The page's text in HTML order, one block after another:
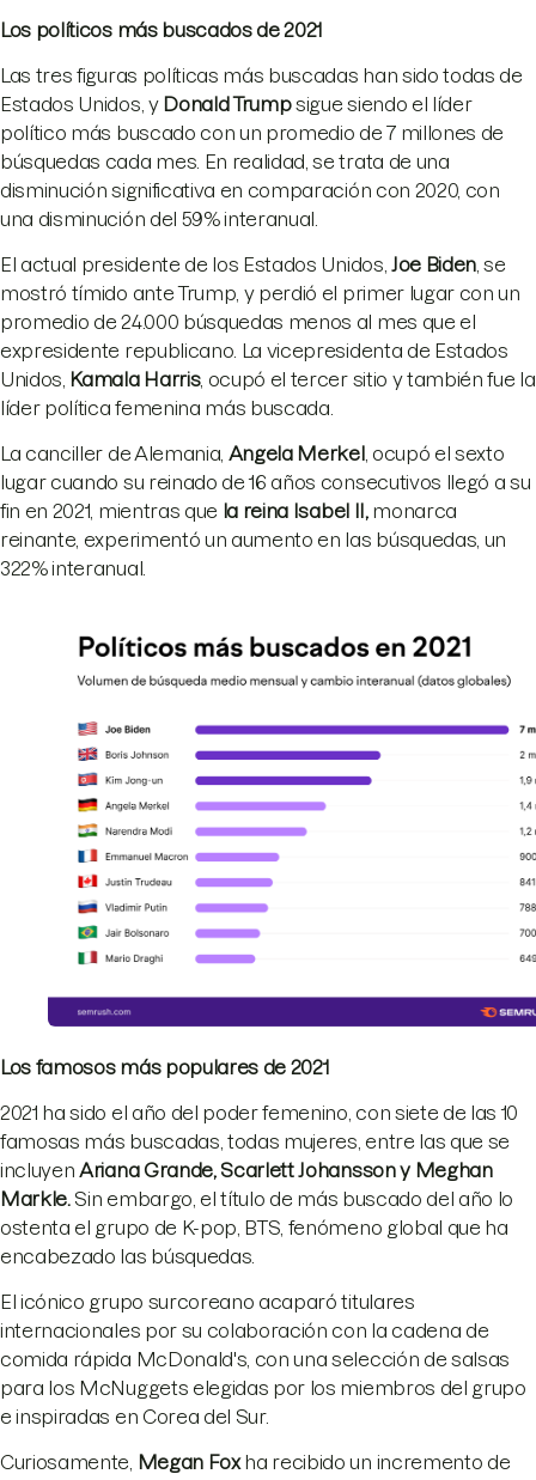
Los políticos más buscados de 2021
Las tres figuras políticas más buscadas han sido todas de
Estados Unidos, y Donald Trumpsigue siendo el líder
político más buscado con un promedio de 7 millones de
búsquedas cada mes. En realidad, se trata de una
disminución significativa en comparación con 2020, con
una disminución del 59% interanual.
El actual presidente de los Estados Unidos, Joe Biden , se
mostró tímido ante Trump, y perdió el primer lugar con un
promedio de 24.000 búsquedas menos al mes que el
expresidente republicano. La vicepresidenta de Estados
Unidos, Kamala Harris, ocupó el tercer sitio y también fue la
líder política femenina más buscada.
La canciller de Alemania, Angela Merkel, ocupó el sexto
lugar cuando su reinado de 16 años consecutivos llegó a su
fin en 2021, mientras que la reina Isabel II,monarca
reinante, experimentó un aumento en las búsquedas, un
322% interanual.
Los famosos más populares de 2021
2021 ha sido el año del poder femenino, con siete de las 10
famosas más buscadas, todas mujeres, entre las que se
incluyenAriana Grande, Scarlett Johansson y Meghan
Markle.Sin embargo, el título de más buscado del año lo
ostenta el grupo de K-pop, BTS, fenómeno global que ha
encabezado las búsquedas.
El icónico grupo surcoreano acaparó titulares
internacionales por su colaboración con la cadena de
comida rápida McDonald's, con una selección de salsas
para los McNuggets elegidas por los miembros del grupo
e inspiradas en Corea del Sur.
Curiosamente, Megan Foxha recibido un incremento de